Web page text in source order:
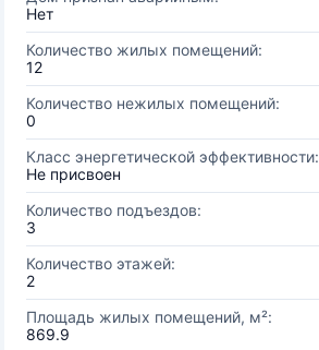
Нет
Количество жилых помещений:
12
Количество нежилых помещений:
0
Класс энергетической эффективности:
Не присвоен
Количество подъездов:
3
Количество этажей:
2
Площадь жилых помещений, м²:
869.9